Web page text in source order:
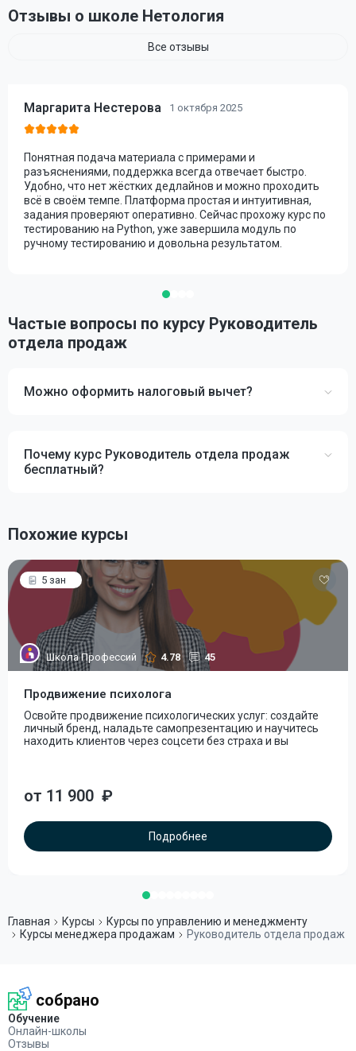
Отзывы о школе Нетология
Все отзывы
Маргарита Нестерова 1 октября 2025
Понятная подача материала с примерами и
разъяснениями, поддержка всегда отвечает быстро.
Удобно, что нет жёстких дедлайнов и можно проходить
всё в своём темпе. Платформа простая и интуитивная,
задания проверяют оперативно. Сейчас прохожу курс по
тестированию на Python, уже завершила модуль по
ручному тестированию и довольна результатом.
Частые вопросы по курсу Руководитель
отдела продаж
Можно оформить налоговый вычет?
Почему курс Руководитель отдела продаж
бесплатный?
Похожие курсы
5 зан
Школа Профессий 4.78 45
Продвижение психолога
Освойте продвижение психологических услуг: создайте
личный бренд, наладьте самопрезентацию и научитесь
находить клиентов через соцсети без страха и вы
от 11 900 ₽
Подробнее
Главная Курсы
Курсы по управлению и менеджменту
Курсы менеджера продажам
Руководитель отдела продаж
собрано
Обучение
Онлайн-школы
Отзывы